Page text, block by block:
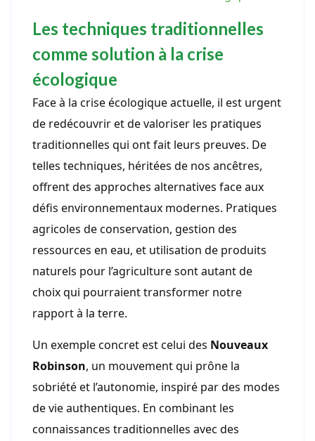
Les techniques traditionnelles
comme solution à la crise
écologique
Face à la crise écologique actuelle, il est urgent
de redécouvrir et de valoriser les pratiques
traditionnelles qui ont fait leurs preuves. De
telles techniques, héritées de nos ancêtres,
offrent des approches alternatives face aux
défis environnementaux modernes. Pratiques
agricoles de conservation, gestion des
ressources en eau, et utilisation de produits
naturels pour l’agriculture sont autant de
choix qui pourraient transformer notre
rapport à la terre.
Un exemple concret est celui des Nouveaux
Robinson, un mouvement qui prône la
sobriété et l’autonomie, inspiré par des modes
de vie authentiques. En combinant les
connaissances traditionnelles avec des